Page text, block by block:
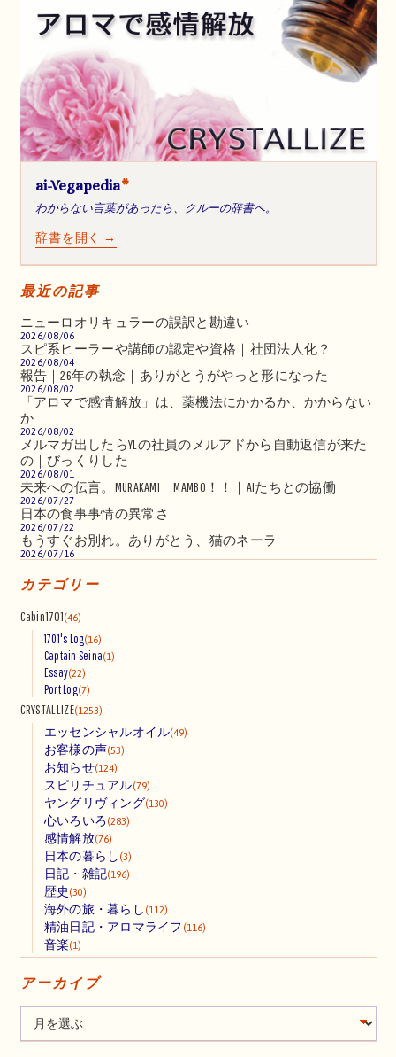
ai-Vegapedia*
わからない言葉があったら、クルーの辞書へ。
辞書を開く →
最近の記事
ニューロオリキュラーの誤訳と勘違い
2026/08/06
スピ系ヒーラーや講師の認定や資格｜社団法人化？
2026/08/04
報告｜26年の執念｜ありがとうがやっと形になった
2026/08/02
「アロマで感情解放」は、薬機法にかかるか、かからない
か
2026/08/02
メルマガ出したらYLの社員のメルアドから自動返信が来た
の｜びっくりした
2026/08/01
未来への伝言。MURAKAMI MAMBO！！｜AIたちとの協働
2026/07/27
日本の食事事情の異常さ
2026/07/22
もうすぐお別れ。ありがとう、猫のネーラ
2026/07/16
カテゴリー
Cabin1701(46)
1701's Log(16)
Captain Seina(1)
Essay(22)
Port Log(7)
CRYSTALLIZE(1253)
エッセンシャルオイル(49)
お客様の声(53)
お知らせ(124)
スピリチュアル(79)
ヤングリヴィング(130)
心いろいろ (283)
感情解放(76)
日本の暮らし (3)
日記・雑記(196)
歴史 (30)
海外の旅・暮らし (112)
精油日記・アロマライフ (116)
音楽(1)
アーカイブ